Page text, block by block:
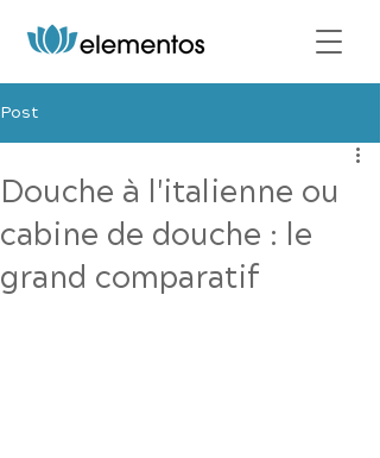
Post
Douche à l'italienne ou
cabine de douche : le
grand comparatif